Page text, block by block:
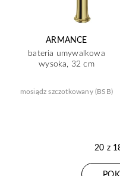
ARMANCE
bateria umywalkowa
wysoka, 32 cm
mosiądz szczotkowany (BSB)
20 z